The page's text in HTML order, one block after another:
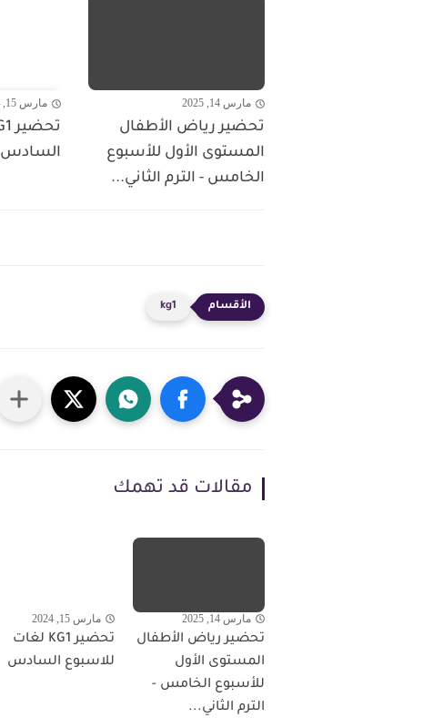
مارس 14, 2025
تحضير رياض الأطفال
المستوى الأول للأسبوع
الخامس - الترم الثاني...
مارس 15, 2024
السادس
kg1
مقالات قد تهمك
مارس 14, 2025
تحضير رياض الأطفال
المستوى الأول
للأسبوع الخامس -
الترم الثاني...
مارس 15, 2024
تحضير KG1 لغات
للاسبوع السادس